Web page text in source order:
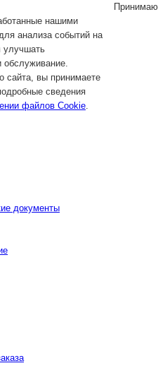
нашими
анализа событий на
улучшать
обслуживание.
сайта, вы принимаете
сведения
файлов Cookie.
Принимаю
документы